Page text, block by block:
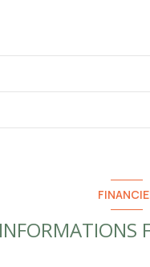
INFORMATIONS